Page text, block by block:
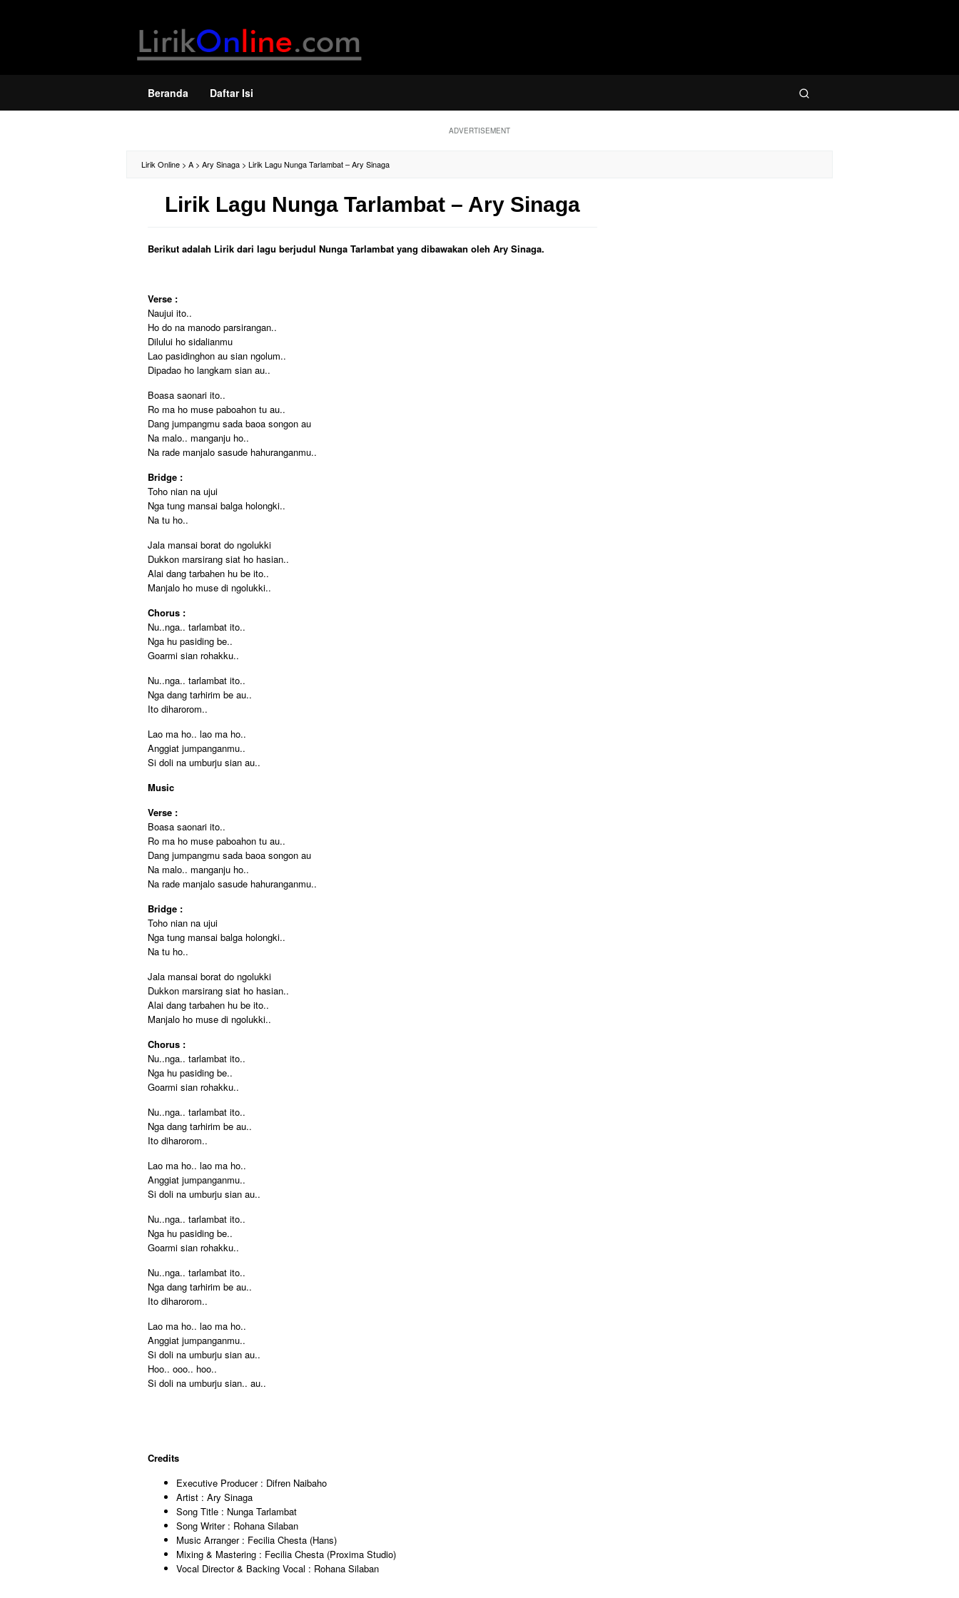
Beranda Daftar Isi
ADVERTISEMENT
Lirik Online > A > Ary Sinaga > Lirik Lagu Nunga Tarlambat – Ary Sinaga
Lirik Lagu Nunga Tarlambat – Ary Sinaga
Berikut adalah Lirik dari lagu berjudul Nunga Tarlambat yang dibawakan oleh Ary Sinaga.
Verse :
Naujui ito..
Ho do na manodo parsirangan..
Dilului ho sidalianmu
Lao pasidinghon au sian ngolum..
Dipadao ho langkam sian au..
Boasa saonari ito..
Ro ma ho muse paboahon tu au..
Dang jumpangmu sada baoa songon au
Na malo.. manganju ho..
Na rade manjalo sasude hahuranganmu..
Bridge :
Toho nian na ujui
Nga tung mansai balga holongki..
Na tu ho..
Jala mansai borat do ngolukki
Dukkon marsirang siat ho hasian..
Alai dang tarbahen hu be ito..
Manjalo ho muse di ngolukki..
Chorus :
Nu..nga.. tarlambat ito..
Nga hu pasiding be..
Goarmi sian rohakku..
Nu..nga.. tarlambat ito..
Nga dang tarhirim be au..
Ito diharorom..
Lao ma ho.. lao ma ho..
Anggiat jumpanganmu..
Si doli na umburju sian au..
Music
Verse :
Boasa saonari ito..
Ro ma ho muse paboahon tu au..
Dang jumpangmu sada baoa songon au
Na malo.. manganju ho..
Na rade manjalo sasude hahuranganmu..
Bridge :
Toho nian na ujui
Nga tung mansai balga holongki..
Na tu ho..
Jala mansai borat do ngolukki
Dukkon marsirang siat ho hasian..
Alai dang tarbahen hu be ito..
Manjalo ho muse di ngolukki..
Chorus :
Nu..nga.. tarlambat ito..
Nga hu pasiding be..
Goarmi sian rohakku..
Nu..nga.. tarlambat ito..
Nga dang tarhirim be au..
Ito diharorom..
Lao ma ho.. lao ma ho..
Anggiat jumpanganmu..
Si doli na umburju sian au..
Nu..nga.. tarlambat ito..
Nga hu pasiding be..
Goarmi sian rohakku..
Nu..nga.. tarlambat ito..
Nga dang tarhirim be au..
Ito diharorom..
Lao ma ho.. lao ma ho..
Anggiat jumpanganmu..
Si doli na umburju sian au..
Hoo.. ooo.. hoo..
Si doli na umburju sian.. au..
Credits
Executive Producer : Difren Naibaho
Artist : Ary Sinaga
Song Title : Nunga Tarlambat
Song Writer : Rohana Silaban
Music Arranger : Fecilia Chesta (Hans)
Mixing & Mastering : Fecilia Chesta (Proxima Studio)
Vocal Director & Backing Vocal : Rohana Silaban